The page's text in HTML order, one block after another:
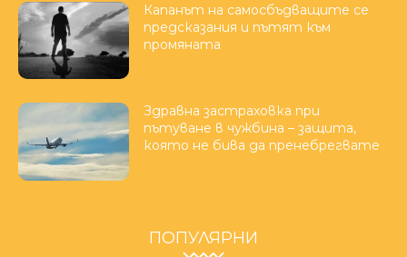
Капанът на самосбъдващите се
предсказания и пътят към
промяната
Здравна застраховка при
пътуване в чужбина – защита,
която не бива да пренебрегвате
ПОПУЛЯРНИ